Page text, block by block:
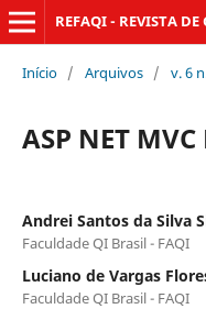
REFAQI - REVISTA DE
Início / Arquivos / v. 6
ASP NET MVC
Andrei Santos da Silva
Faculdade QI Brasil - FAQI
Luciano de Vargas
Faculdade QI Brasil - FAQI